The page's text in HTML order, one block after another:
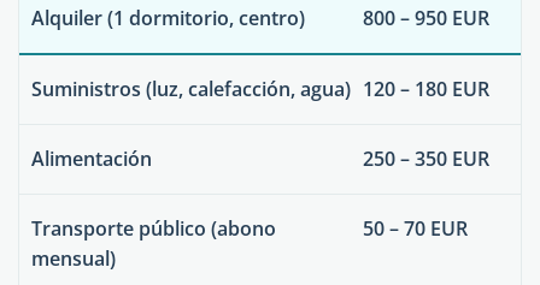
Alquiler (1 dormitorio, centro) 800 – 950 EUR
Suministros (luz, calefacción, agua) 120 – 180 EUR
Alimentación 250 – 350 EUR
Transporte público (abono
mensual)
50 – 70 EUR